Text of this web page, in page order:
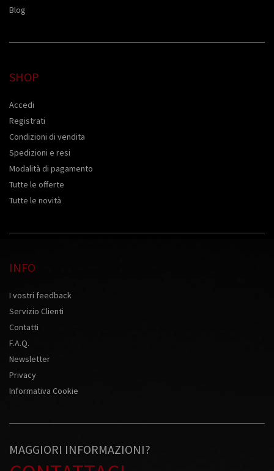
Blog
SHOP
Accedi
Registrati
Condizioni di vendita
Spedizioni e resi
Modalità di pagamento
Tutte le offerte
Tutte le novità
INFO
I vostri feedback
Servizio Clienti
Contatti
F.A.Q.
Newsletter
Privacy
Informativa Cookie
MAGGIORI INFORMAZIONI?